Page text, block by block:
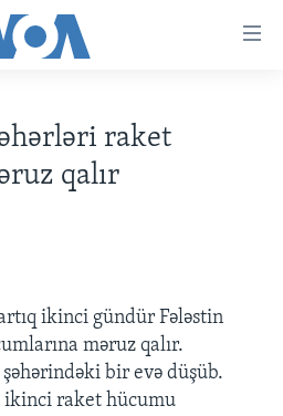
raket
qalır
ikinci gündür Fələstin
məruz qalır.
bir evə düşüb.
raket hücumu